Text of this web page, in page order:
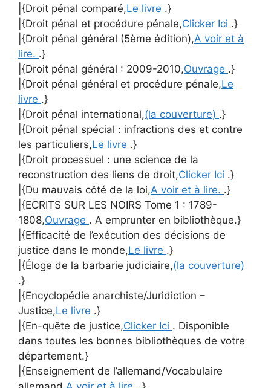
|{Droit pénal comparé,Le livre .}
|{Droit pénal et procédure pénale,Clicker Ici .}
|{Droit pénal général (5ème édition),A voir et à
lire. .}
|{Droit pénal général : 2009-2010,Ouvrage .}
|{Droit pénal général et procédure pénale,Le
livre .}
|{Droit pénal international,(la couverture) .}
|{Droit pénal spécial : infractions des et contre
les particuliers,Le livre .}
|{Droit processuel : une science de la
reconstruction des liens de droit,Clicker Ici .}
|{Du mauvais côté de la loi,A voir et à lire. .}
|{ECRITS SUR LES NOIRS Tome 1 : 1789-
1808,Ouvrage . A emprunter en bibliothèque.}
|{Efficacité de l’exécution des décisions de
justice dans le monde,Le livre .}
|{Éloge de la barbarie judiciaire,(la couverture)
.}
|{Encyclopédie anarchiste/Juridiction –
Justice,Le livre .}
|{En-quête de justice,Clicker Ici . Disponible
dans toutes les bonnes bibliothèques de votre
département.}
|{Enseignement de l’allemand/Vocabulaire